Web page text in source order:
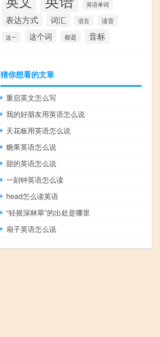
英语单词
表达方式 词汇 语言 读音
这一 这个词 都是 音标
猜你想看的文章
重启英文怎么写
我的好朋友用英语怎么说
天花板用英语怎么说
糖果英语怎么说
甜的英语怎么说
一刻钟英语怎么读
head怎么读英语
“轻摇深林翠”的出处是哪里
扇子英语怎么说